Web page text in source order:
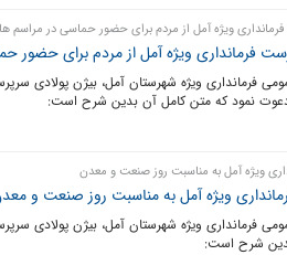
ویژه آمل از مردم برای حضور حماسی در مراسم
فرمانداری ویژه آمل از مردم برای حضور
فرمانداری ویژه شهرستان آمل، بیژن پولادی
نمود که متن کامل آن بدین شرح است:
ویژه آمل به مناسبت روز صنعت و معدن
ویژه آمل به مناسبت روز صنعت و
فرمانداری ویژه شهرستان آمل، بیژن پولادی
شرح است: